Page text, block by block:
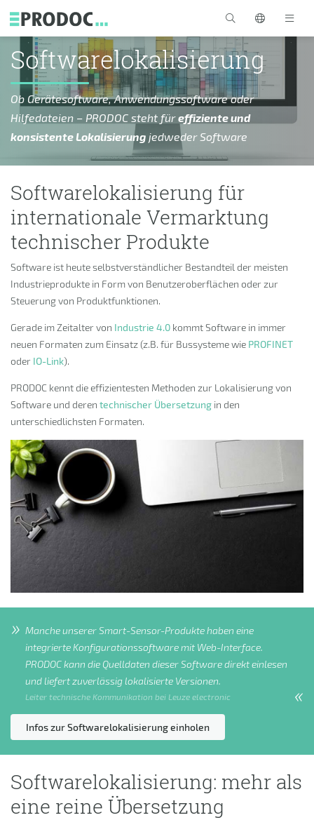
Softwarelokalisierung
Ob Gerätesoftware, Anwendungssoftware oder
Hilfedateien – PRODOC steht füreffiziente und
konsistente Lokalisierung jedweder Software
Softwarelokalisierung für
internationale Vermarktung
technischer Produkte
Software ist heute selbstverständlicher Bestandteil der meisten
Industrieprodukte in Form von Benutzeroberflächen oder zur
Steuerung von Produktfunktionen.
Gerade im Zeitalter von Industrie 4.0 kommt Software in immer
neuen Formaten zum Einsatz (z.B. für Bussysteme wie PROFINET
oder IO-Link).
PRODOC kennt die effizientesten Methoden zur Lokalisierung von
Software und deren technischer Übersetzung in den
unterschiedlichsten Formaten.
Manche unserer Smart-Sensor-Produkte haben eine
integrierte Konfigurationssoftware mit Web-Interface.
PRODOC kann die Quelldaten dieser Software direkt einlesen
und liefert zuverlässig lokalisierte Versionen.
Leiter technische Kommunikation bei Leuze electronic
Infos zur Softwarelokalisierung einholen
Softwarelokalisierung: mehr als
eine reine Übersetzung